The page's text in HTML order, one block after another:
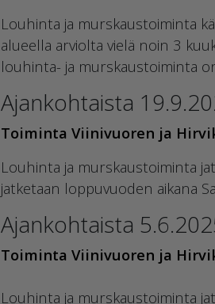
Louhinta ja murskaustoiminta
alueella arviolta vielä noin 3
louhinta- ja murskaustoiminta
Ajankohtaista
Toiminta Viinivuoren ja
Louhinta ja murskaustoiminta
jatketaan loppuvuoden aikana
Ajankohtaista
Toiminta Viinivuoren ja
Louhinta ja murskaustoiminta